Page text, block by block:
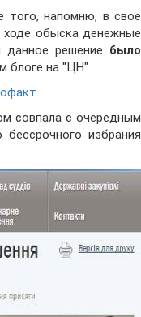
того, напомню, в свое
ходе обыска денежные
решение было
блоге на "ЦН".
совпала с очередным
избрания